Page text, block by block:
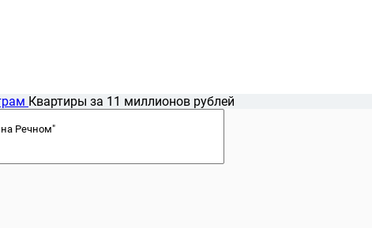
Квартиры за 11 миллионов рублей